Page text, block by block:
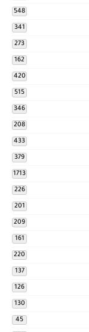
548
341
273
162
420
515
346
208
433
379
1713
226
201
209
161
220
137
126
130
45